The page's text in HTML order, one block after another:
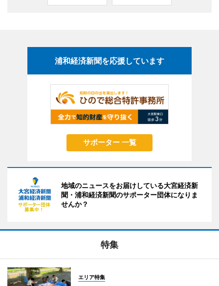
浦和経済新聞を応援しています
サポーター 一覧
地域のニュースをお届けしている大宮経済新
聞・浦和経済新聞のサポーター団体になりま
せんか？
特集
エリア特集